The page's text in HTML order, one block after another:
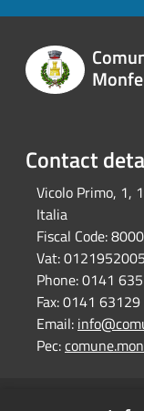
Contact
Vicolo Primo, 1,
Italia
Fiscal Code:
Vat:
Phone:0141
Fax:0141 63129
Email:
Pec: